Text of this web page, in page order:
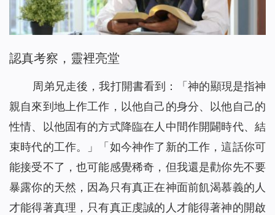
認真考察，靈裡亮堂
周弟兄走後，我打開書看到：「神的顯現是指神
親自來到地上作工作，以他自己的身分、以他自己的
性情、以他固有的方式降臨在人中間作開闢時代、結
束時代的工作。
」「 如今神作了新的工作，這話你可
能接受不了，也可能感覺稀奇，但我還是勸你先不要
暴露你的天然，因為只有真正在神面前飢渴慕義的人
才能得著真理，只有真正虔誠的人才能得著神的開啟